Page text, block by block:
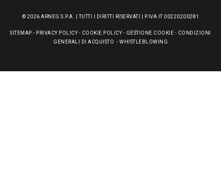
© 2026 ARNEG S.P.A. | TUTTI I DIRITTI RISERVATI | P.IVA IT 00220200281
SITEMAP - PRIVACY POLICY- COOKIE POLICY- GESTIONE COOKIE - CONDIZIONI
GENERALI DI ACQUISTO - WHISTLEBLOWING